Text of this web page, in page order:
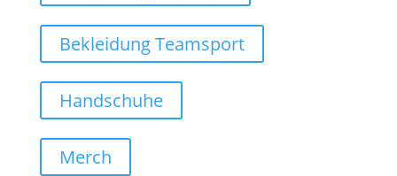
Bekleidung Teamsport
Handschuhe
Merch